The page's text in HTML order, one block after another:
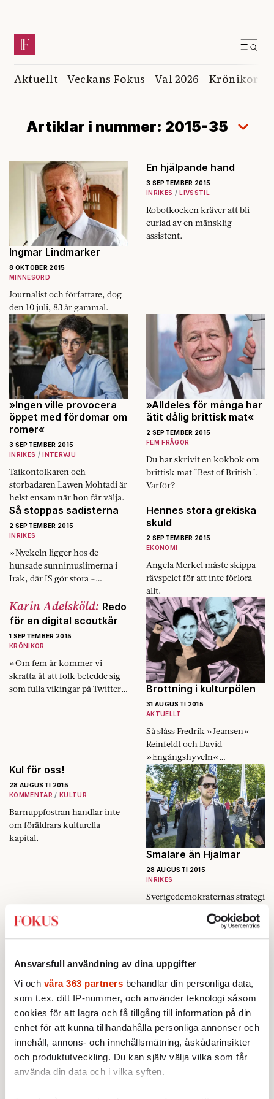
Ansvarsfull användning av dina uppgifter
Vi och våra 363 partners behandlar din personliga data,
som t.ex. ditt IP-nummer, och använder teknologi såsom
cookies för att lagra och få tillgång till information på din
enhet för att kunna tillhandahålla personliga annonser och
innehåll, annons- och innehållsmätning, åskådarinsikter
och produktutveckling. Du kan själv välja vilka som får
använda din data och i vilka syften.
Aktuellt Veckans Fokus Val 2026 Krönikor
Artiklar i nummer: 2015-35
Ingmar Lindmarker
8 OKTOBER 2015
MINNESORD
Journalist och författare, dog
den 10 juli, 83 år gammal.
En hjälpande hand
3 SEPTEMBER 2015
INRIKES
LIVSSTIL
Robotkocken kräver att bli
curlad av en mänsklig
assistent.
»Ingen ville provocera
öppet med fördomar om
romer«
3 SEPTEMBER 2015
INRIKES
INTERVJU
Taikontolkaren och
storbadaren Lawen Mohtadi är
helst ensam när hon får välja.
»Alldeles för många har
ätit dålig brittisk mat«
2 SEPTEMBER 2015
FEM FRÅGOR
Du har skrivit en kokbok om
brittisk mat "Best of British".
Varför?
Så stoppas sadisterna
2 SEPTEMBER 2015
INRIKES
»Nyckeln ligger hos de
hunsade sunni­muslimerna i
Irak, där IS gör stora ­
Hennes stora grekiska
skuld
2 SEPTEMBER 2015
EKONOMI
Angela Merkel måste skippa
räv­spelet för att inte förlora
allt.
Karin Adelsköld: Redo
för en digital scoutkår
1 SEPTEMBER 2015
KRÖNIKOR
»Om fem år kommer vi
skratta åt att folk betedde sig
som fulla vikingar på Twitter
Brottning i kulturpölen
31 AUGUSTI 2015
AKTUELLT
Så slåss Fredrik »Jeansen«
Reinfeldt och David
»Engångshyveln«
Lagercrantz om läsarna.
Kul för oss!
28 AUGUSTI 2015
KOMMENTAR
KULTUR
Barnuppfostran handlar inte
om föräldrars kulturella
kapital.
Smalare än Hjalmar
28 AUGUSTI 2015
INRIKES
Sverigedemokraternas strategi
Ändå är partiet framgångsrikt.
UTRIKES
Därför byggs det nya
barriärer, trots att de inte
stoppar människor på flykt.
En värld utan hjältar
28 AUGUSTI 2015
KULTUR
»The Wire«-skaparens nya
tv-serie är ett